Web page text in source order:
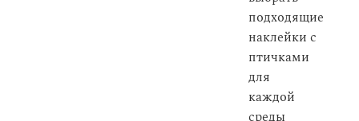
подходящие
наклейки с
птичками
для
каждой